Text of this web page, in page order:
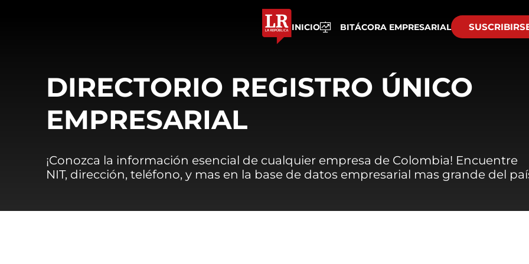
INICIO BITÁCORA EMPRESARIAL
DIRECTORIO REGISTRO ÚNICO
EMPRESARIAL
¡Conozca la información esencial de cualquier empresa de Colombia! Encuentre
NIT, dirección, teléfono, y mas en la base de datos empresarial mas grande del